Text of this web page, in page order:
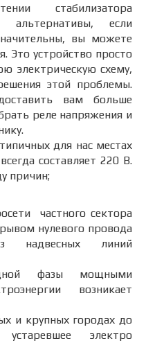
стабилизатора
альтернативы, если
вы можете
Это устройство просто
электрическую схему,
этой проблемы.
вам больше
реле напряжения и
для нас местах
составляет 220 В.
причин;
частного сектора
нулевого провода
линий
фазы мощными
возникает
и крупных городах до
электро